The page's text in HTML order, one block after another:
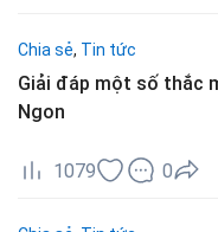
Chia sẻ, Tin tức
Giải đáp một số thắc
Ngon
1079 0